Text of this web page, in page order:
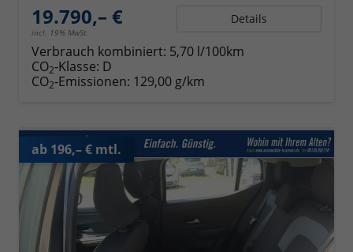
19.790,– €
incl. 19% MwSt.
Details
Verbrauch kombiniert: 5,70 l/100km
CO2-Klasse: D
CO2-Emissionen: 129,00 g/km
ab 196,– € mtl.